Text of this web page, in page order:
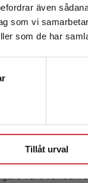
även
som vi
som de har
Tillåt urval
Vi erbjuder
slutföra ett köp
i Sverige.Läs
vid
och forskar om
kommunikation.
varit verksam